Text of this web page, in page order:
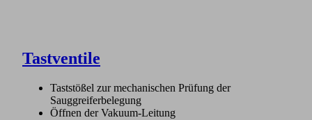
Tastventile
Taststößel zur mechanischen Prüfung der
Sauggreiferbelegung
Öffnen der Vakuum-Leitung